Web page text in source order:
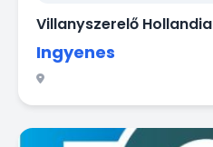
Villanyszerelő Hollandia
Ingyenes